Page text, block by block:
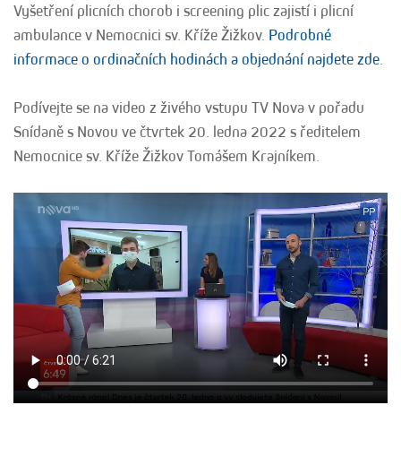
Vyšetření plicních chorob i screening plic zajistí i plicní
ambulance v Nemocnici sv. Kříže Žižkov. Podrobné
informace o ordinačních hodinách a objednání najdete zde.
Podívejte se na video z živého vstupu TV Nova v pořadu
Snídaně s Novou ve čtvrtek 20. ledna 2022 s ředitelem
Nemocnice sv. Kříže Žižkov Tomášem Krajníkem.